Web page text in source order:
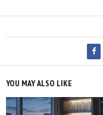
YOU MAY ALSO LIKE